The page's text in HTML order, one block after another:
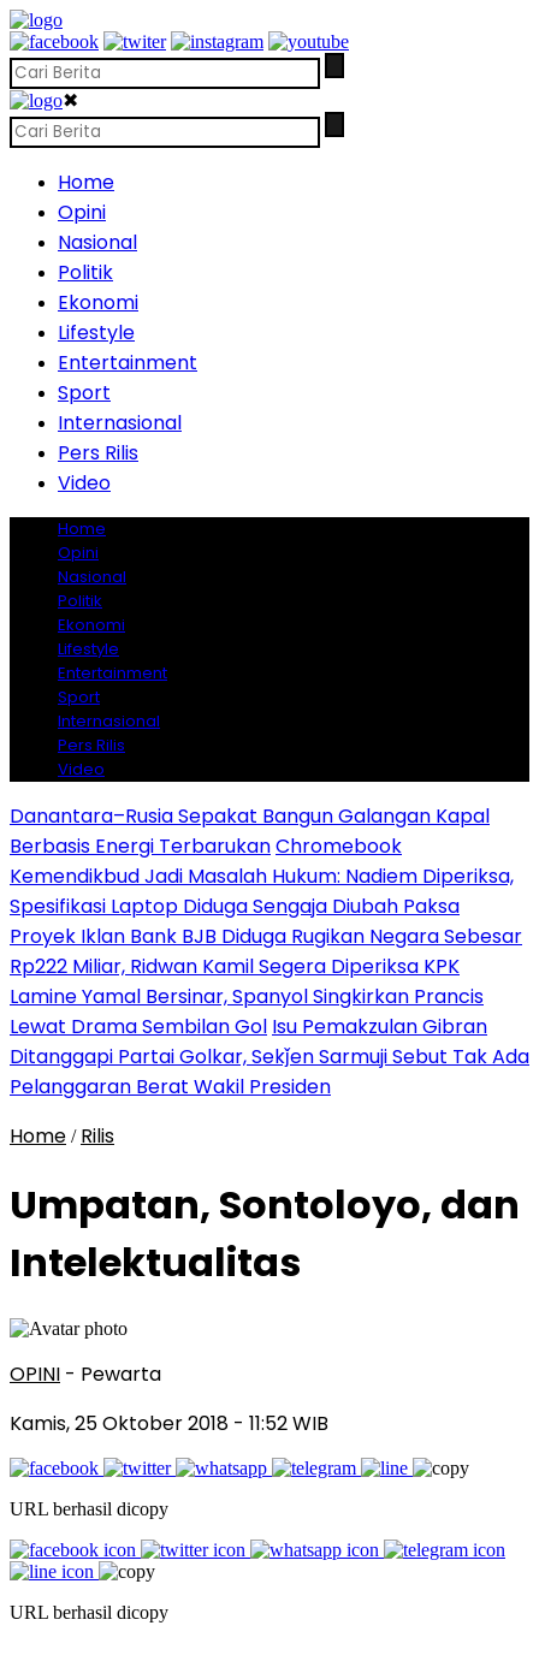
✖
Home
Opini
Nasional
Politik
Ekonomi
Lifestyle
Entertainment
Sport
Internasional
Pers Rilis
Video
Home
Opini
Nasional
Politik
Ekonomi
Lifestyle
Entertainment
Sport
Internasional
Pers Rilis
Video
Danantara–Rusia Sepakat Bangun Galangan Kapal
Berbasis Energi TerbarukanChromebook
Kemendikbud Jadi Masalah Hukum: Nadiem Diperiksa,
Spesifikasi Laptop Diduga Sengaja Diubah Paksa
Proyek Iklan Bank BJB Diduga Rugikan Negara Sebesar
Rp222 Miliar, Ridwan Kamil Segera Diperiksa KPK
Lamine Yamal Bersinar, Spanyol Singkirkan Prancis
Lewat Drama Sembilan Gol Isu Pemakzulan Gibran
Ditanggapi Partai Golkar, Sekǰen Sarmuji Sebut Tak Ada
Pelanggaran Berat Wakil Presiden
Home / Rilis
Umpatan, Sontoloyo, dan
Intelektualitas
OPINI - Pewarta
Kamis, 25 Oktober 2018 - 11:52 WIB
URL berhasil dicopy
URL berhasil dicopy